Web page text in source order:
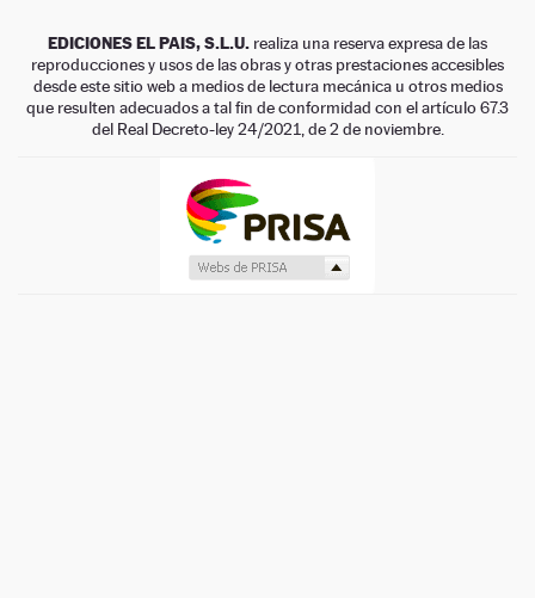
EDICIONES EL PAIS, S.L.U. realiza una reserva expresa de las
reproducciones y usos de las obras y otras prestaciones accesibles
desde este sitio web a medios de lectura mecánica u otros medios
que resulten adecuados a tal fin de conformidad con el artículo 67.3
del Real Decreto-ley 24/2021, de 2 de noviembre.